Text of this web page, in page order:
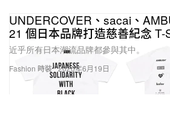
Fashion 時裝
UNDERCOVER、sacai、
21 個日本品牌打造慈善紀念 T-
近乎所有日本潮流品牌都參與其中。
2020年6月19日